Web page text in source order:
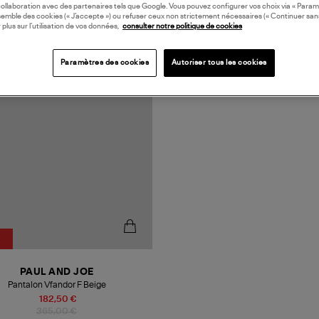
182,50 €
PAUL AND JOE
Pantalon Vfandor F Beige
avec des partenaires tels que Google. Vous pouvez configurer vos choix via «
des cookies (« J’accepte ») ou refuser ceux non strictement nécessaires (« Continuer
plus sur l’utilisation de vos données,
consulter notre politique de cookies
Paramètres des cookies Autoriser tous les cookies